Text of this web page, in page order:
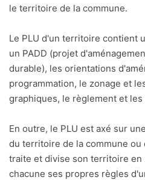
le territoire de la commune.
Le PLU d'un territoire contient
un PADD (projet
durable), les orientations
programmation, le zonage et
graphiques, le règlement et les
En outre, le PLU est axé sur
du territoire de la commune ou
traite et divise son territoire en
chacune ses propres règles